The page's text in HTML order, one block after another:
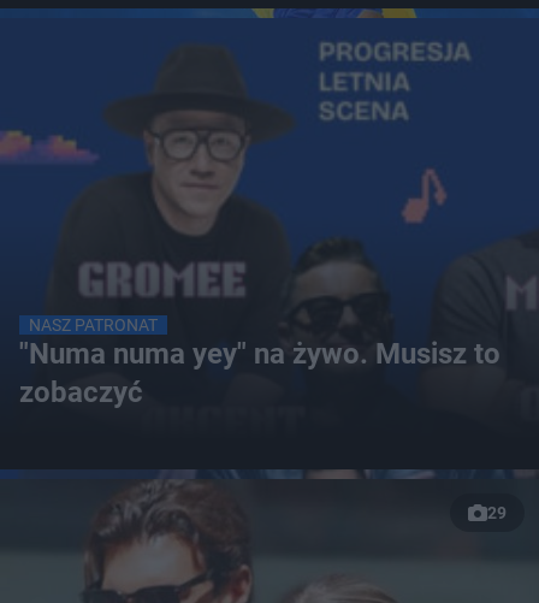
NASZ PATRONAT
"Numa numa yey" na żywo. Musisz to
zobaczyć
29